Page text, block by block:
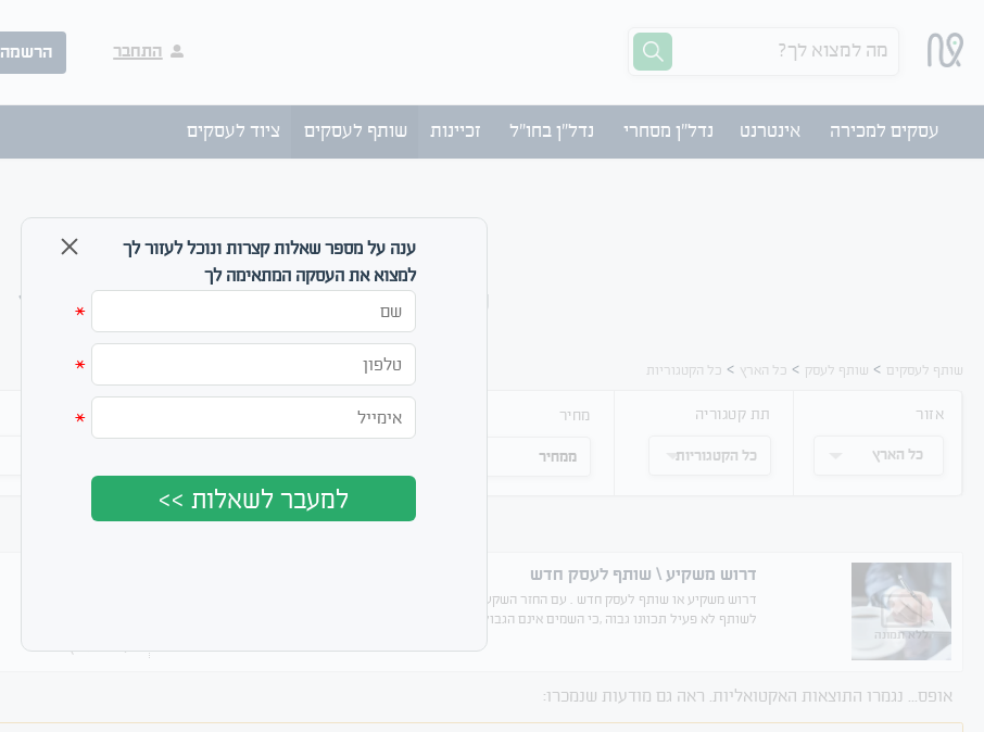
מה למצוא לך? התחבר הרשמה
עסקים למכירה אינטרנט נדל"ן מסחרי נדל"ן בחו"ל זכיינות שותף לעסקים ציוד לעסקים
שותף לעסקים ומיזמים בכל הארץ
לוח שותף לעסקים כל הקטגוריות כל הארץ
שותף לעסקים > שותף לעסק > כל הארץ > כל הקטגוריות
אזור
כל הארץ
תת קטגוריה מחיר ביטוי
ללא תמונה
דרוש משקיע \ שותף לעסק חדש
דרוש משקיע או שותף לעסק חדש . עם החזר השקעה ברמה של חודשים בודדים סיכון נמוך מאוד עדיפות
לשותף לא פעיל תכוונו גבוה ,כי השמים אינם הגבול שלי
כל הארץ
אופס... נגמרו התוצאות האקטואליות. ראה גם מודעות שנמכרו:
ענה על מספר שאלות קצרות ונוכל לעזור לך
למצוא את העסקה המתאימה לך
*
*
*
למעבר לשאלות >>